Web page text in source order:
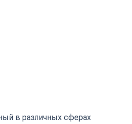
в различных сферах